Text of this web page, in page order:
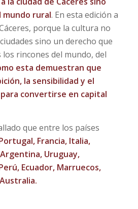
mundo rural. En esta edición a
porque la cultura no
sino un derecho que
rincones del mundo, del
esta demuestran que
la sensibilidad y el
convertirse en capital
que entre los países
Francia, Italia,
Uruguay,
Ecuador, Marruecos,